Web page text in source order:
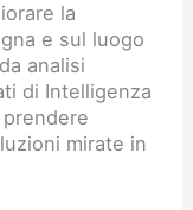
la
e sul luogo
analisi
di Intelligenza
mirate in